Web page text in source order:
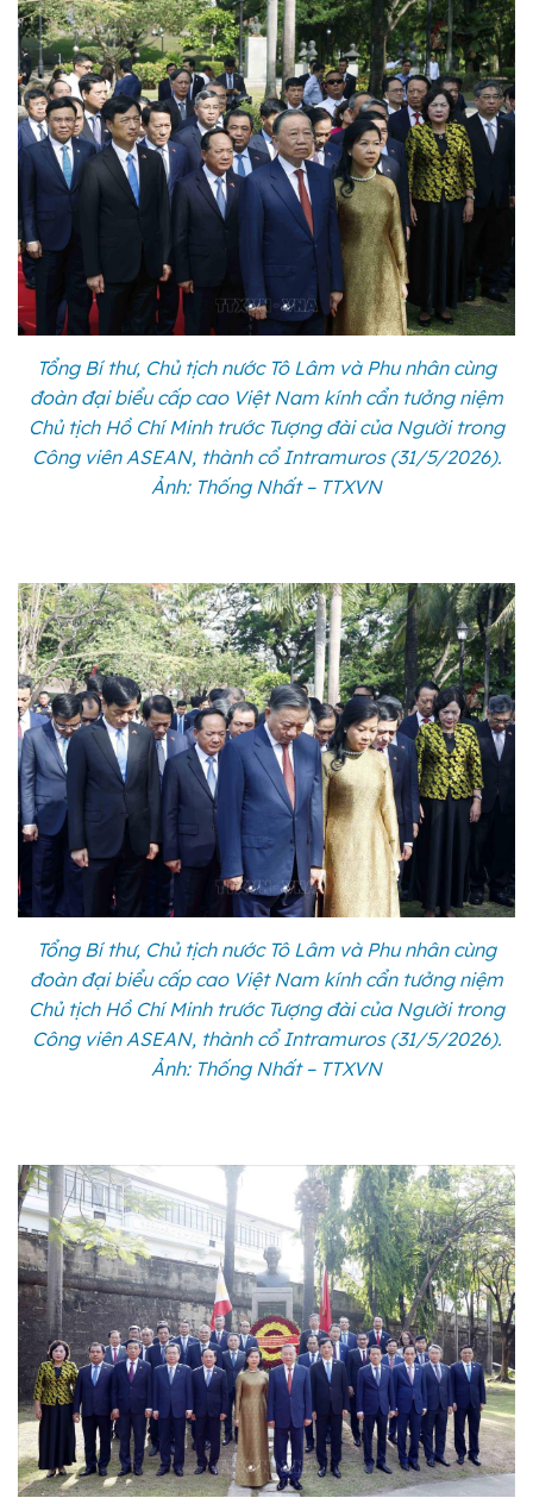
Tổng Bí thư, Chủ tịch nước Tô Lâm và Phu nhân cùng
đoàn đại biểu cấp cao Việt Nam kính cẩn tưởng niệm
Chủ tịch Hồ Chí Minh trước Tượng đài của Người trong
Công viên ASEAN, thành cổ Intramuros (31/5/2026).
Ảnh: Thống Nhất – TTXVN
Tổng Bí thư, Chủ tịch nước Tô Lâm và Phu nhân cùng
đoàn đại biểu cấp cao Việt Nam kính cẩn tưởng niệm
Chủ tịch Hồ Chí Minh trước Tượng đài của Người trong
Công viên ASEAN, thành cổ Intramuros (31/5/2026).
Ảnh: Thống Nhất – TTXVN